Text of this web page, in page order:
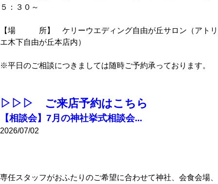
５：３０～
【場 所】 ケリーウエディング自由が丘サロン（アトリ
エ木下自由が丘本店内）
※平日のご相談につきましては随時ご予約承っております。
▷▷▷ ご来店予約はこちら
【相談会】7月の神社挙式相談会...
2026/07/02
専任スタッフがおふたりのご希望に合わせて神社、会食会場、